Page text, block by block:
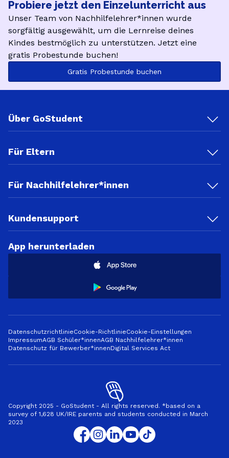
Probiere jetzt den Einzelunterricht aus
Unser Team von Nachhilfelehrer*innen wurde
sorgfältig ausgewählt, um die Lernreise deines
Kindes bestmöglich zu unterstützen. Jetzt eine
gratis Probestunde buchen!
Gratis Probestunde buchen
Über GoStudent
Für Eltern
Für Nachhilfelehrer*innen
Kundensupport
App herunterladen
DatenschutzrichtlinieCookie-RichtlinieCookie-Einstellungen
ImpressumAGB Schüler*innenAGB Nachhilfelehrer*innen
Datenschutz für Bewerber*innenDigital Services Act
Copyright 2025 - GoStudent - All rights reserved. *based on a
survey of 1,628 UK/IRE parents and students conducted in March
2023